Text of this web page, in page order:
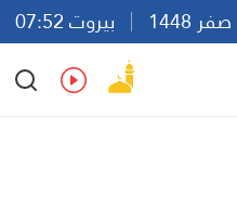
بيروت 07:52
Ar
En Fr Es